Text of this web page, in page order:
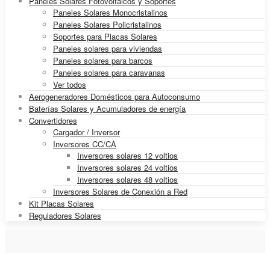
Paneles Solares Monocristalinos
Paneles Solares Policristalinos
Soportes para Placas Solares
Paneles solares para viviendas
Paneles solares para barcos
Paneles solares para caravanas
Ver todos
Aerogeneradores Domésticos para Autoconsumo
Baterías Solares y Acumuladores de energía
Convertidores
Cargador / Inversor
Inversores CC/CA
Inversores solares 12 voltios
Inversores solares 24 voltios
Inversores solares 48 voltios
Inversores Solares de Conexión a Red
Kit Placas Solares
Reguladores Solares